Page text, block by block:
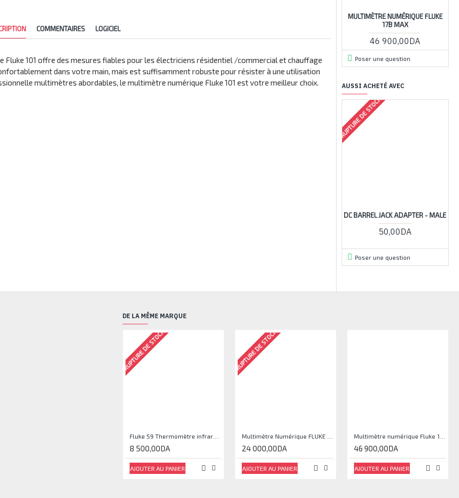
COMMENTAIRES LOGICIEL
101 offre des mesures fiables pour les électriciens résidentiel /commercial et chauffage
dans votre main, mais est suffisamment robuste pour résister à une utilisation
multimètres abordables, le multimètre numérique Fluke 101 est votre meilleur choix.
MULTIMÈTRE NUMÉRIQUE FLUKE
17B MAX
46 900,00DA
Poser une question
AUSSI ACHETÉ AVEC
RUPTURE DE STOCK
DC BARREL JACK ADAPTER - MALE
50,00DA
Poser une question
DE LA MÊME MARQUE
RUPTURE DE STOCK
8 500,00DA
AJOUTER AU PANIER
RUPTURE DE STOCK
24 000,00DA
AJOUTER AU PANIER
46 900,00DA
AJOUTER AU PANIER